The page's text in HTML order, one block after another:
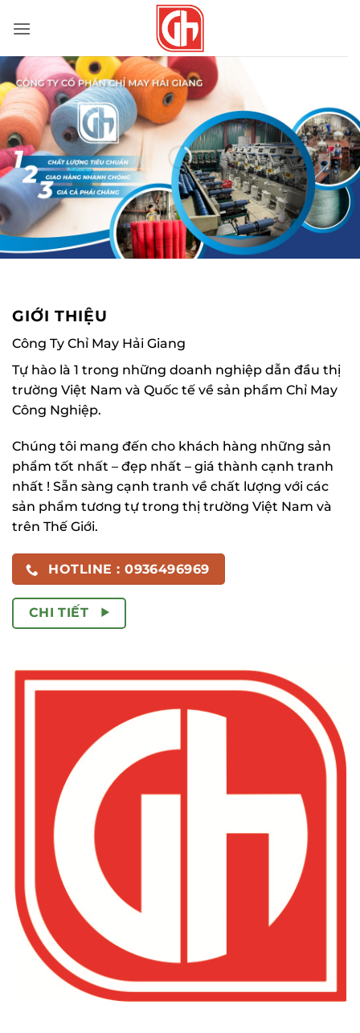
qua
dung
GIỚI THIỆU
Công Ty Chỉ May Hải Giang
Tự hào là 1 trong những doanh nghiệp dẫn đầu thị
trường Việt Nam và Quốc tế về sản phẩm Chỉ May
Công Nghiệp.
Chúng tôi mang đến cho khách hàng những sản
phẩm tốt nhất – đẹp nhất – giá thành cạnh tranh
nhất ! Sẵn sàng cạnh tranh về chất lượng với các
sản phẩm tương tự trong thị trường Việt Nam và
trên Thế Giới.
HOTLINE : 0936496969
CHI TIẾT